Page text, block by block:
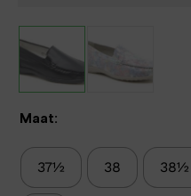
Maat:
37½ 38 38½